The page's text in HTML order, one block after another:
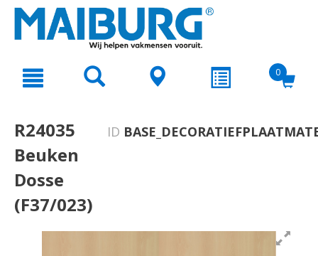
text.skipToNavigation
0
R24035
Beuken
Dosse
(F37/023)
ID